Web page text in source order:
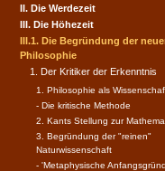
II. Die Werdezeit
III. Die Höhezeit
III.1. Die Begründung der
Philosophie
1. Der Kritiker der Erkenntnis
1. Philosophie als
- Die kritische Methode
2. Kants Stellung zur
3. Begründung der "reinen"
Naturwissenschaft
- 'Metaphysische